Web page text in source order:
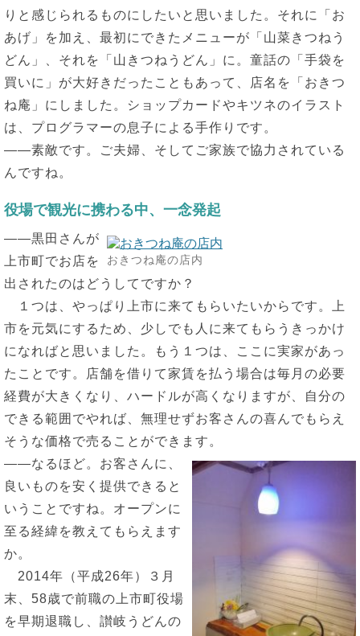
りと感じられるものにしたいと思いました。それに「お
あげ」を加え、最初にできたメニューが「山菜きつねう
どん」、それを「山きつねうどん」に。童話の「手袋を
買いに」が大好きだったこともあって、店名を「おきつ
ね庵」にしました。ショップカードやキツネのイラスト
は、プログラマーの息子による手作りです。
――素敵です。ご夫婦、そしてご家族で協力されている
んですね。
役場で観光に携わる中、一念発起
おきつね庵の店内
――黒田さんが
上市町でお店を
出されたのはどうしてですか？
１つは、やっぱり上市に来てもらいたいからです。上
市を元気にするため、少しでも人に来てもらうきっかけ
になればと思いました。もう１つは、ここに実家があっ
たことです。店舗を借りて家賃を払う場合は毎月の必要
経費が大きくなり、ハードルが高くなりますが、自分の
できる範囲でやれば、無理せずお客さんの喜んでもらえ
そうな価格で売ることができます。
――なるほど。お客さんに、
良いものを安く提供できると
いうことですね。オープンに
至る経緯を教えてもらえます
か。
2014年（平成26年）３月
末、58歳で前職の上市町役場
を早期退職し、讃岐うどんの